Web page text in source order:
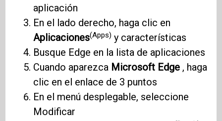
aplicación
En el lado derecho, haga clic en
Aplicaciones(Apps) y características
Busque Edge en la lista de aplicaciones
Cuando aparezca Microsoft Edge , haga
clic en el enlace de 3 puntos
En el menú desplegable, seleccione
Modificar